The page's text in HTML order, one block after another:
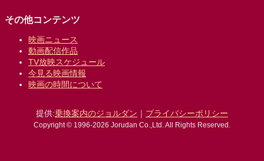
その他コンテンツ
映画ニュース
動画配信作品
TV放映スケジュール
今見る映画情報
映画の時間について
提供:乗換案内のジョルダン ｜ プライバシーポリシー
Copyright © 1996-2026 Jorudan Co.,Ltd. All Rights Reserved.